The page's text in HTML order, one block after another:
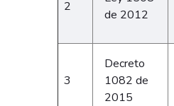
2
de 2012
3
Decreto
1082 de
2015